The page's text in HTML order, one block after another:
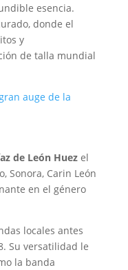
esencia.
donde el
y
de talla mundial
auge de la
de León Huezel
Sonora, Carin León
en el género
locales antes
Su versatilidad le
la banda